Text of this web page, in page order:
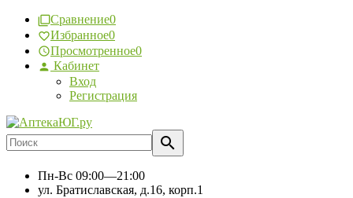
Сравнение0
Избранное0
Просмотренное0
Кабинет
Вход
Регистрация
Пн-Вс 09:00—21:00
ул. Братиславская, д.16, корп.1